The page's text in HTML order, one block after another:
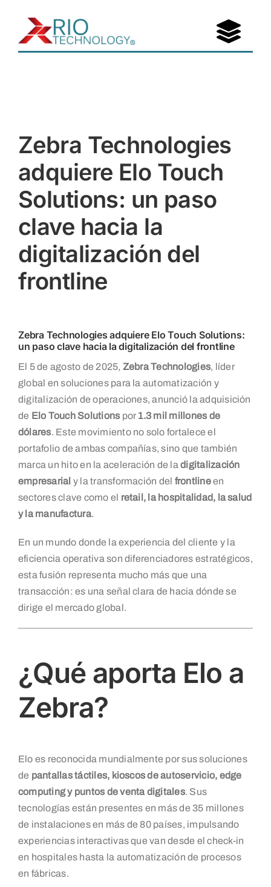
contenido
Entérate
Contáctanos
Zebra Technologies
adquiere Elo Touch
Solutions: un paso
clave hacia la
digitalización del
frontline
Zebra Technologies adquiere Elo Touch Solutions:
un paso clave hacia la digitalización del frontline
El 5 de agosto de 2025, Zebra Technologies, líder
global en soluciones para la automatización y
digitalización de operaciones, anunció la adquisición
de Elo Touch Solutions por 1.3 mil millones de
dólares. Este movimiento no solo fortalece el
portafolio de ambas compañías, sino que también
marca un hito en la aceleración de ladigitalización
empresarial y la transformación del frontlineen
sectores clave como el retail, la hospitalidad, la salud
y la manufactura.
En un mundo donde la experiencia del cliente y la
eficiencia operativa son diferenciadores estratégicos,
esta fusión representa mucho más que una
transacción: es una señal clara de hacia dónde se
dirige el mercado global.
¿Qué aporta Elo a
Zebra?
Elo es reconocida mundialmente por sus soluciones
de pantallas táctiles, kioscos de autoservicio, edge
computing y puntos de venta digitales. Sus
tecnologías están presentes en más de 35 millones
de instalaciones en más de 80 países, impulsando
experiencias interactivas que van desde el check-in
en hospitales hasta la automatización de procesos
en fábricas.